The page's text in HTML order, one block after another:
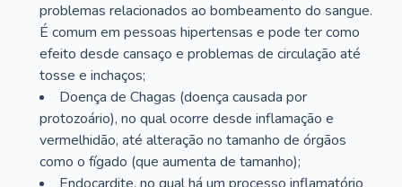
problemas relacionados ao bombeamento do sangue.
É comum em pessoas hipertensas e pode ter como
efeito desde cansaço e problemas de circulação até
tosse e inchaços;
Doença de Chagas (doença causada por
protozoário), no qual ocorre desde inflamação e
vermelhidão, até alteração no tamanho de órgãos
como o fígado (que aumenta de tamanho);